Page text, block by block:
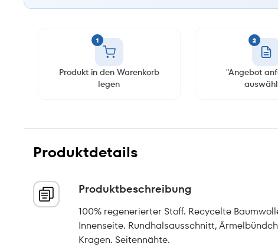
1
Produkt in den Warenkorb
legen
2
"Angebot
Produktdetails
Produktbeschreibung
100% regenerierter Stoff. Recycelte
Innenseite. Rundhalsausschnitt,
Kragen. Seitennähte.